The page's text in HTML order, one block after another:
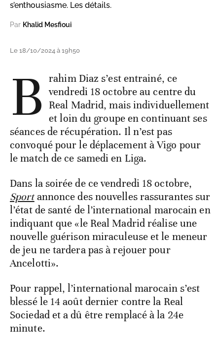
s’enthousiasme. Les détails.
Par Khalid Mesfioui
Le 18/10/2024 à 19h50
B rahim Diaz s’est entrainé, ce
vendredi 18 octobre au centre du
Real Madrid, mais individuellement
et loin du groupe en continuant ses
séances de récupération. Il n’est pas
convoqué pour le déplacement à Vigo pour
le match de ce samedi en Liga.
Dans la soirée de ce vendredi 18 octobre,
Sportannonce des nouvelles rassurantes sur
l’état de santé de l’international marocain en
indiquant que «le Real Madrid réalise une
nouvelle guérison miraculeuse et le meneur
de jeu ne tardera pas à rejouer pour
Ancelotti».
Pour rappel, l’international marocain s’est
blessé le 14 août dernier contre la Real
Sociedad et a dû être remplacé à la 24e
minute.